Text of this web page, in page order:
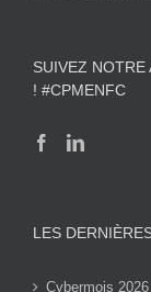
SUIVEZ NOTRE
! #CPMENFC
LES
Cybermois